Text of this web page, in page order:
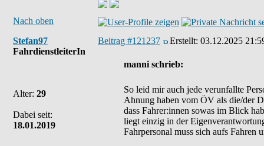
Nach oben
Stefan97
FahrdienstleiterIn
Alter: 29
Dabei seit:
18.01.2019
Beitrag #121237 Erstellt: 03.12.2025
manni schrieb:
So leid mir auch jede verunfallte
Ahnung haben vom ÖV als die/der
dass Fahrer:innen sowas im Blick
liegt einzig in der
Fahrpersonal muss sich aufs Fahren